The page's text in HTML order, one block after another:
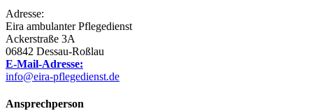
Adresse:
Eira ambulanter Pflegedienst
Ackerstraße 3A
06842 Dessau-Roßlau
E-Mail-Adresse:
info@eira-pflegedienst.de
Ansprechperson